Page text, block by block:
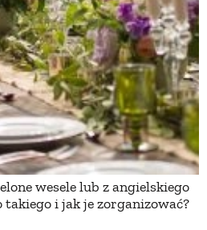
wesele lub z angielskiego
i jak je zorganizować?
W DOMU
OGRODU